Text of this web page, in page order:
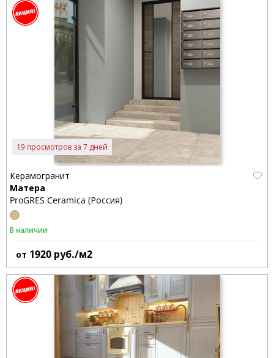
19 просмотров за 7 дней
Керамогранит
Матера
ProGRES Ceramica (Россия)
В наличии
от 1920 руб./м2